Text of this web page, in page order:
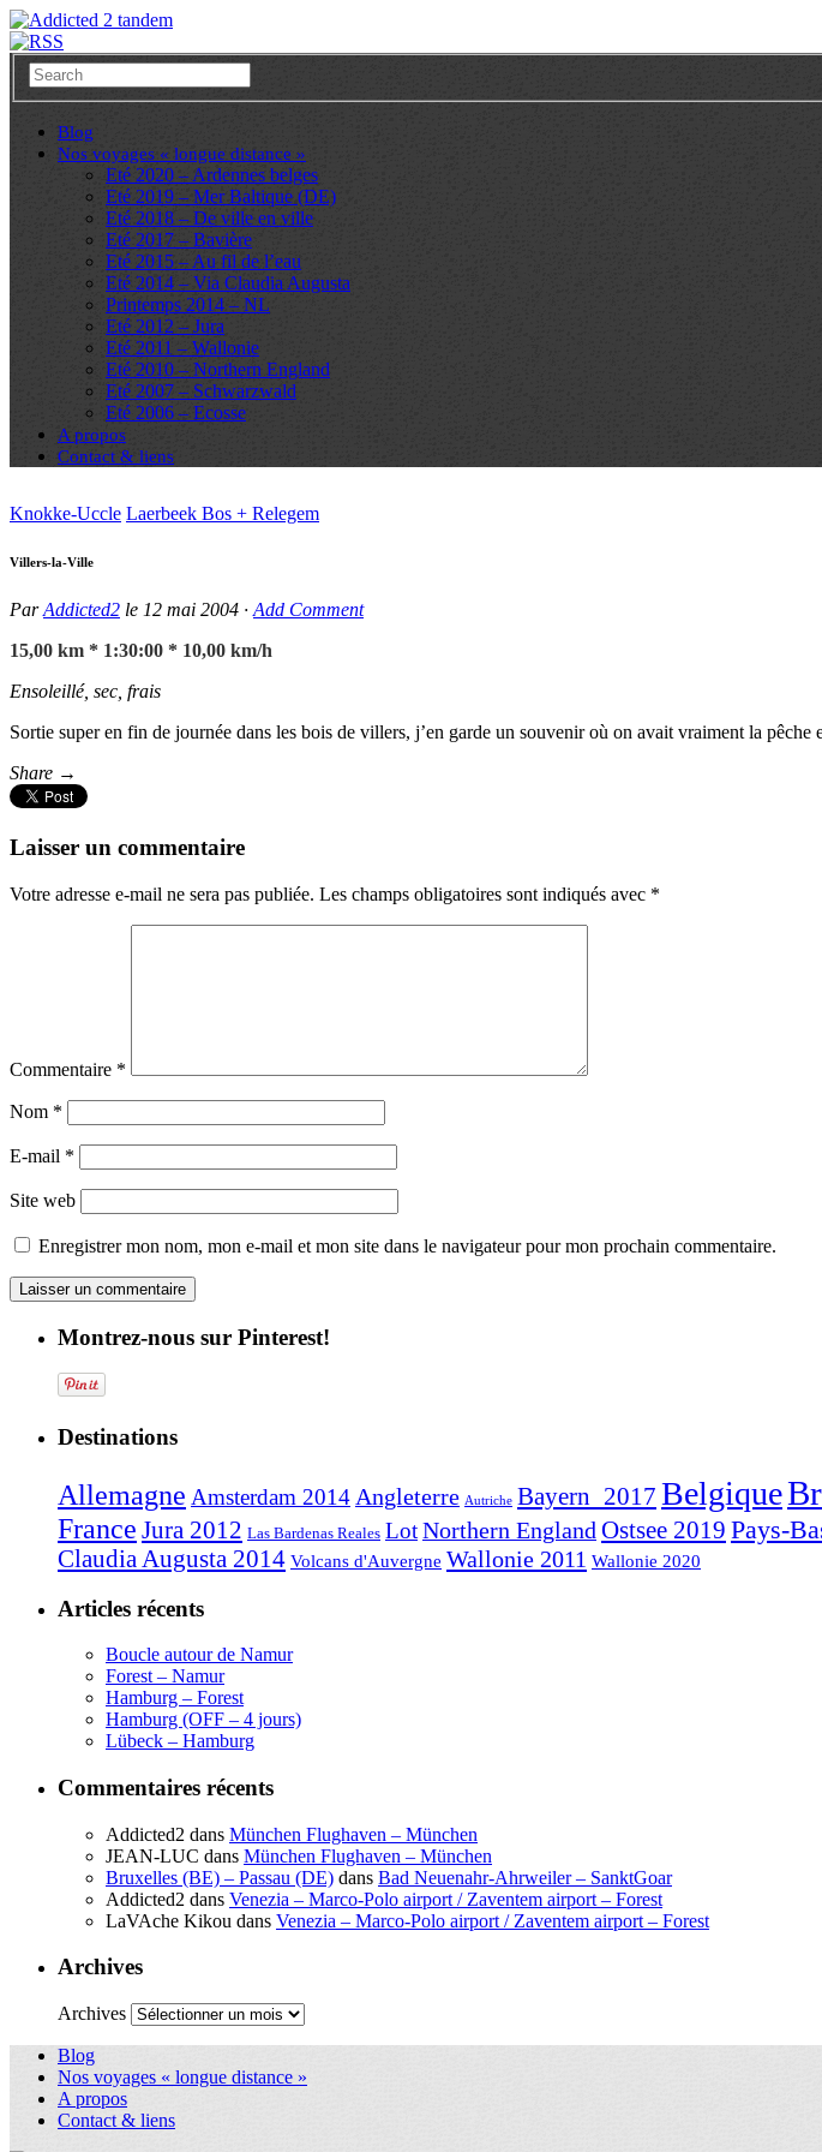
Blog
Nos voyages « longue distance »
Eté 2020 – Ardennes belges
Eté 2019 – Mer Baltique (DE)
Eté 2018 – De ville en ville
Eté 2017 – Bavière
Eté 2015 – Au fil de l’eau
Eté 2014 – Via Claudia Augusta
Printemps 2014 – NL
Eté 2012 – Jura
Eté 2011 – Wallonie
Eté 2010 – Northern England
Eté 2007 – Schwarzwald
Eté 2006 – Ecosse
A propos
Contact & liens
Knokke-Uccle Laerbeek Bos + Relegem
Villers-la-Ville
ParAddicted2 le 12 mai 2004 · Add Comment
15,00 km * 1:30:00 * 10,00 km/h
Ensoleillé, sec, frais
Sortie super en fin de journée dans les bois de villers, j’en garde un souvenir où on avait vraiment la pêche
Share →
Laisser un commentaire
Votre adresse e-mail ne sera pas publiée. Les champs obligatoires sont indiqués avec *
Commentaire *
Nom *
E-mail *
Site web
Enregistrer mon nom, mon e-mail et mon site dans le navigateur pour mon prochain commentaire.
Montrez-nous sur Pinterest!
Destinations
Allemagne Amsterdam 2014 Angleterre Autriche Bayern_2017 Belgique
France Jura 2012 Las Bardenas Reales LotNorthern England Ostsee 2019 Pays-
Claudia Augusta 2014 Volcans d'Auvergne Wallonie 2011 Wallonie 2020
Articles récents
Boucle autour de Namur
Forest – Namur
Hamburg – Forest
Hamburg (OFF – 4 jours)
Lübeck – Hamburg
Commentaires récents
Addicted2 dans München Flughaven – München
JEAN-LUC dans München Flughaven – München
Bruxelles (BE) – Passau (DE) dans Bad Neuenahr-Ahrweiler – SanktGoar
Addicted2 dans Venezia – Marco-Polo airport / Zaventem airport – Forest
LaVAche Kikou dans Venezia – Marco-Polo airport / Zaventem airport – Forest
Archives
Archives
Blog
Nos voyages « longue distance »
A propos
Contact & liens